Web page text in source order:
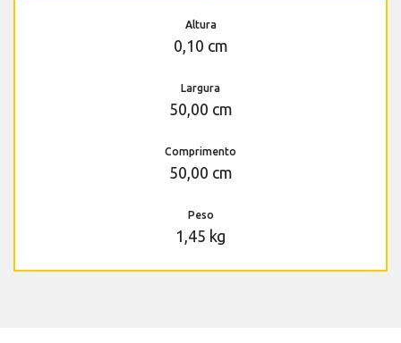
Altura
0,10 cm
Largura
50,00 cm
Comprimento
50,00 cm
Peso
1,45 kg